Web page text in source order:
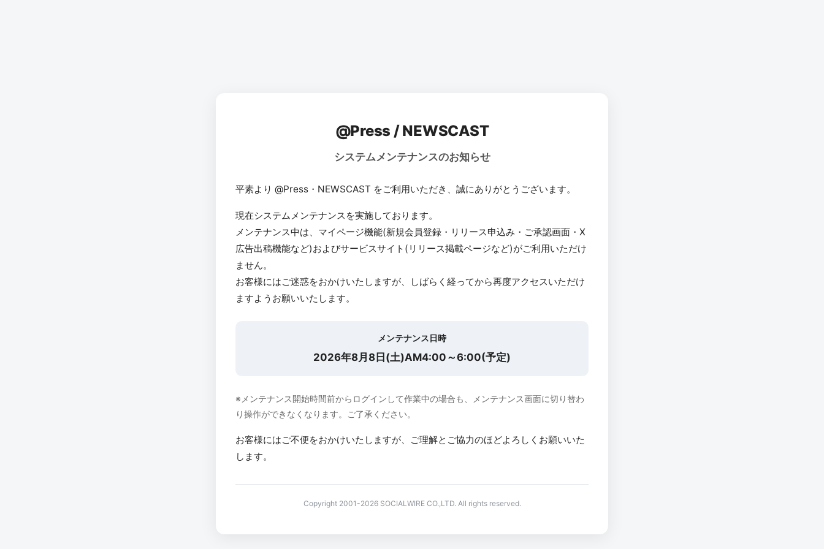
@Press / NEWSCAST
システムメンテナンスのお知らせ
平素より @Press・NEWSCAST をご利用いただき、誠にありがとうございます。
現在システムメンテナンスを実施しております。
メンテナンス中は、マイページ機能(新規会員登録・リリース申込み・ご承認画面・X
広告出稿機能など)およびサービスサイト(リリース掲載ページなど)がご利用いただけ
ません。
お客様にはご迷惑をおかけいたしますが、しばらく経ってから再度アクセスいただけ
ますようお願いいたします。
メンテナンス日時
2026年8月8日(土)AM4:00～6:00(予定)
※メンテナンス開始時間前からログインして作業中の場合も、メンテナンス画面に切り替わ
り操作ができなくなります。ご了承ください。
お客様にはご不便をおかけいたしますが、ご理解とご協力のほどよろしくお願いいた
します。
Copyright 2001-2026 SOCIALWIRE CO.,LTD. All rights reserved.